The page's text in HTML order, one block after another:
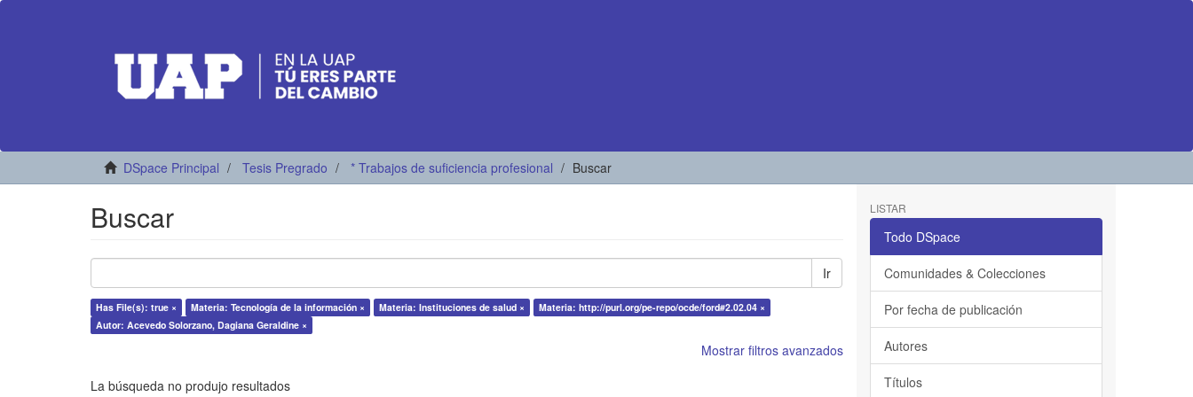
DSpace Principal Tesis Pregrado * Trabajos de suficiencia profesional Buscar
Buscar
Ir
Has File(s): true × Materia: Tecnología de la información × Materia: Instituciones de salud ×
Materia: http://purl.org/pe-repo/ocde/ford#2.02.04 ×
Autor: Acevedo Solorzano, Dagiana Geraldine ×
Mostrar filtros avanzados
La búsqueda no produjo resultados
LISTAR
Todo DSpace
Comunidades & Colecciones
Por fecha de publicación
Autores
Títulos